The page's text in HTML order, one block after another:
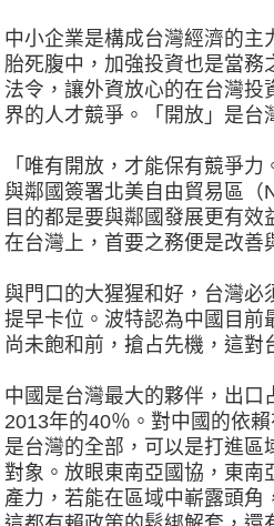
中小企業是構成台灣經濟的
胎死腹中，加強投資也是當
法令，讓外資放心的在台灣
界的人才競爭。「開放」是台
「唯有開放，才能保有競爭
與鄰國簽署北美自由貿易區（
目的都是要與鄰國發展更有
在台灣上，首要之務便是改善
與門口的大猩猩和好，台灣必
提早卡位。波特認為中國目前
尚未飽和前，搶占先機，這
中國是台灣最大的夥伴，出
2013年的40％。對中國的依
是台灣的全部，可以是打進
對象。放眼東南亞國協，東南
產力，若能在區域中嶄露頭